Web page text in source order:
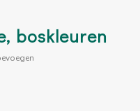
boskleuren